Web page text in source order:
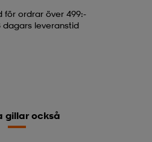
för ordrar över 499:-
dagars leveranstid
gillar också